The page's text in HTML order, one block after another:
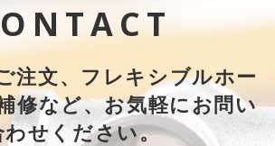
注文、フレキシブルホー
修など、お気軽にお問い
わせください。